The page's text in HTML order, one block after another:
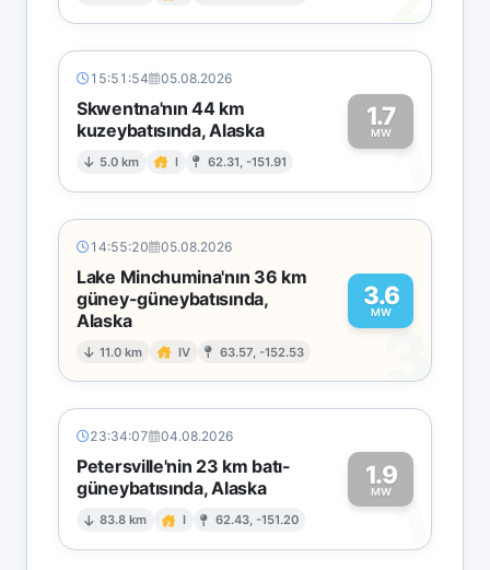
15:51:54 05.08.2026
Skwentna'nın 44 km
kuzeybatısında, Alaska
5.0 km I 62.31, -151.91
1.7
MW1
14:55:20 05.08.2026
Lake Minchumina'nın 36 km
güney-güneybatısında,
Alaska
11.0 km IV 63.57, -152.53
3.6
MW
3
23:34:07 04.08.2026
Petersville'nin 23 km batı-
güneybatısında, Alaska
83.8 km I 62.43, -151.20
1.9
MW1